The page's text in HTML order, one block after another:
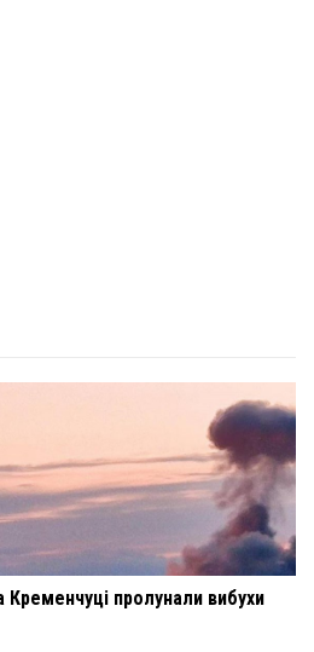
Кременчуці пролунали вибухи